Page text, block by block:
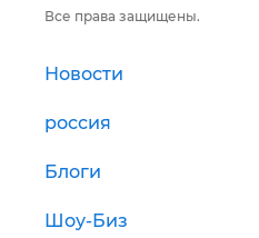
Все права защищены.
Новости
россия
Блоги
Шоу-Биз